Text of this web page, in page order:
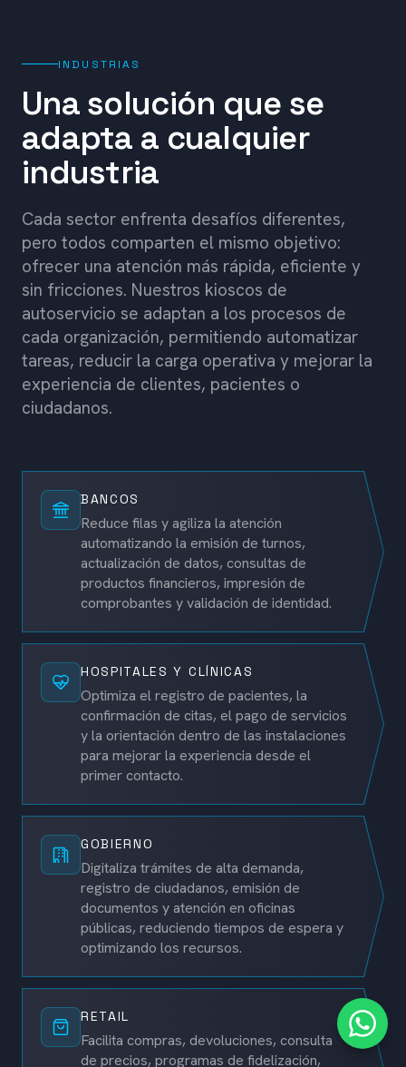
INDUSTRIAS
Una solución que se
adapta a cualquier
industria
Cada sector enfrenta desafíos diferentes,
pero todos comparten el mismo objetivo:
ofrecer una atención más rápida, eficiente y
sin fricciones. Nuestros kioscos de
autoservicio se adaptan a los procesos de
cada organización, permitiendo automatizar
tareas, reducir la carga operativa y mejorar la
experiencia de clientes, pacientes o
ciudadanos.
BANCOS
Reduce filas y agiliza la atención
automatizando la emisión de turnos,
actualización de datos, consultas de
productos financieros, impresión de
comprobantes y validación de identidad.
HOSPITALES Y CLÍNICAS
Optimiza el registro de pacientes, la
confirmación de citas, el pago de servicios
y la orientación dentro de las instalaciones
para mejorar la experiencia desde el
primer contacto.
GOBIERNO
Digitaliza trámites de alta demanda,
registro de ciudadanos, emisión de
documentos y atención en oficinas
públicas, reduciendo tiempos de espera y
optimizando los recursos.
RETAIL
Facilita compras, devoluciones, consulta
de precios, programas de fidelización,